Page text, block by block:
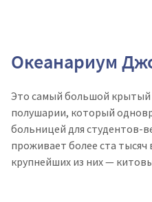
Океанариум
Это самый большой крытый
полушарии, который
больницей для студентов-
проживает более ста
крупнейших из них —